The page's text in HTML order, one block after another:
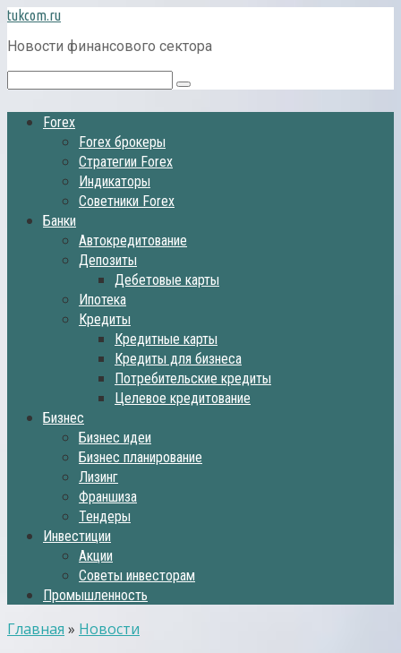
Перейти
к
контенту
tukcom.ru
Новости финансового сектора
Поиск:
Forex
Forex брокеры
Стратегии Forex
Индикаторы
Советники Forex
Банки
Автокредитование
Депозиты
Дебетовые карты
Ипотека
Кредиты
Кредитные карты
Кредиты для бизнеса
Потребительские кредиты
Целевое кредитование
Бизнес
Бизнес идеи
Бизнес планирование
Лизинг
Франшиза
Тендеры
Инвестиции
Акции
Советы инвесторам
Промышленность
Главная » Новости